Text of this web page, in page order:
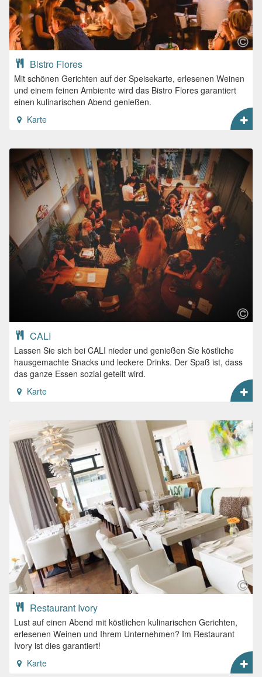
Bistro Flores
Mit schönen Gerichten auf der Speisekarte, erlesenen Weinen
und einem feinen Ambiente wird das Bistro Flores garantiert
einen kulinarischen Abend genießen.
Karte
CALI
Lassen Sie sich bei CALI nieder und genießen Sie köstliche
hausgemachte Snacks und leckere Drinks. Der Spaß ist, dass
das ganze Essen sozial geteilt wird.
Karte
Restaurant Ivory
Lust auf einen Abend mit köstlichen kulinarischen Gerichten,
erlesenen Weinen und Ihrem Unternehmen? Im Restaurant
Ivory ist dies garantiert!
Karte